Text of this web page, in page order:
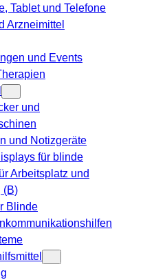
Tablet und Telefone
Arzneimittel
und Events
und
und Notizgeräte
für blinde
Arbeitsplatz und
(B)
Blinde